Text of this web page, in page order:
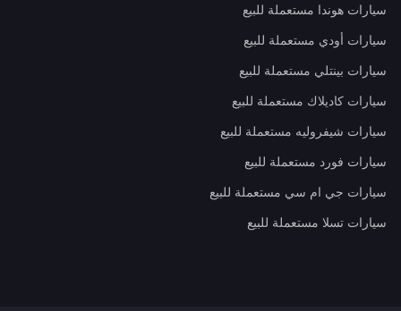
سيارات هوندا مستعملة للبيع
سيارات أودي مستعملة للبيع
سيارات بينتلي مستعملة للبيع
سيارات كاديلاك مستعملة للبيع
سيارات شيفروليه مستعملة للبيع
سيارات فورد مستعملة للبيع
سيارات جي ام سي مستعملة للبيع
سيارات تسلا مستعملة للبيع